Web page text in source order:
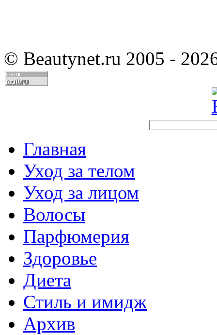
© Beautynet.ru 2005 -
Главная
Уход за телом
Уход за лицом
Волосы
Парфюмерия
Здоровье
Диета
Стиль и имидж
Архив